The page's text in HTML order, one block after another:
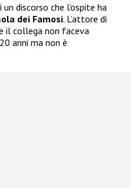
discorso che l’ospite ha
dei Famosi. L’attore di
il collega non faceva
anni ma non è